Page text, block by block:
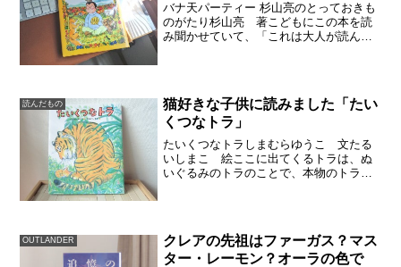
バナ天パーティー 杉山亮のとっておきも
のがたり杉山亮 著こどもにこの本を読
み聞かせていて、「これは大人が読んで
と読書の楽しさが感じら...
読んだもの
猫好きな子供に読みました「たい
くつなトラ」
たいくつなトラしまむらゆうこ 文たる
いしまこ 絵ここに出てくるトラは、ぬ
いぐるみのトラのことで、本物のトラで
OUTLANDER
クレアの先祖はファーガス？マス
ター・レーモン？オーラの色で